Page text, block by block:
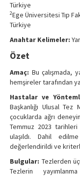
Türkiye
2Ege Üniversitesi Tıp
Türkiye
Anahtar Kelimeler:
Özet
Amaç: Bu çalışmada,
hemşireler tarafından
Hastalar ve
Başkanlığı Ulusal Tez
çocuklarda ağrı
Temmuz 2023
ulaşıldı. Dahil
değerlendirildi ve
Bulgular: Tezlerden
Tezlerin